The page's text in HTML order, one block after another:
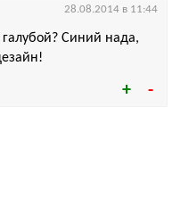
Синий нада,
28.08.2014 в 11:44